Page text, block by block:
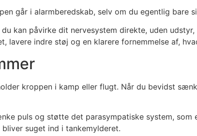
går i alarmberedskab, selv om du egentlig bare
kan påvirke dit nervesystem direkte, uden
lavere indre støj og en klarere fornemmelse af,
kroppen i kamp eller flugt. Når du bevidst
puls og støtte det parasympatiske system,
suget ind i tankemylderet.